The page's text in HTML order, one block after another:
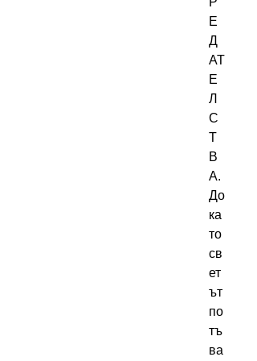
Е
Д
АТ
Е
Л
С
Т
В
А.
До
ка
то
св
ет
ът
по
тъ
ва